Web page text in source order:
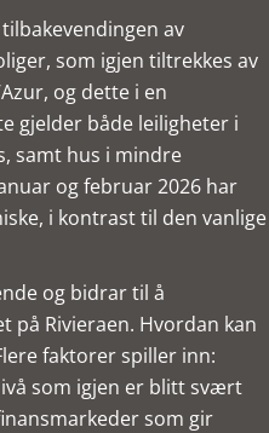
av
som igjen tiltrekkes av
og dette i en
gjelder både leiligheter i
samt hus i mindre
og februar 2026 har
i kontrast til den vanlige
og bidrar til å
på Rivieraen. Hvordan kan
faktorer spiller inn:
som igjen er blitt svært
som gir